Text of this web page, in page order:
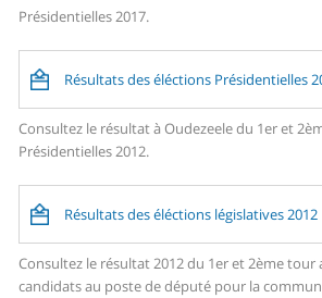
Présidentielles 2017.
Résultats des éléctions Présidentielles
Consultez le résultat à Oudezeele du 1er et
Présidentielles 2012.
Résultats des éléctions législatives 2012
Consultez le résultat 2012 du 1er et 2ème tour
candidats au poste de député pour la